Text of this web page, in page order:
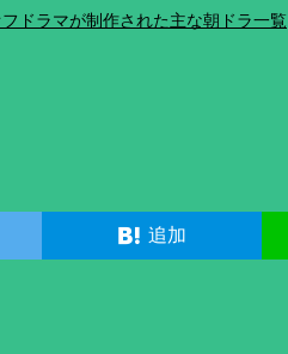
フドラマが制作された主な朝ドラ一覧
追加